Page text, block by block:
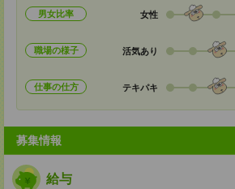
男女比率 女性
職場の様子 活気あり
仕事の仕方 テキパキ
募集情報
給与